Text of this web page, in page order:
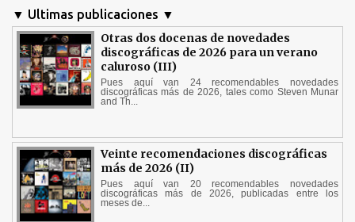
▼ Ultimas publicaciones ▼
Otras dos docenas de novedades
discográficas de 2026 para un verano
caluroso (III)
Pues aquí van 24 recomendables novedades
discográficas más de 2026, tales como Steven Munar
and Th...
Veinte recomendaciones discográficas
más de 2026 (II)
Pues aquí van 20 recomendables novedades
discográficas más de 2026, publicadas entre los
meses de...